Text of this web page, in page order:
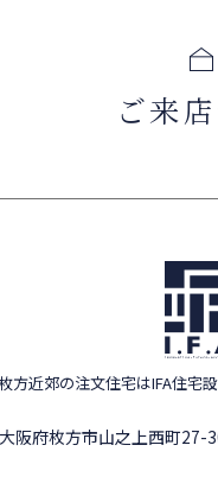
ご来
方近郊の注文住宅はIFA住宅
阪府枚方市山之上西町27-